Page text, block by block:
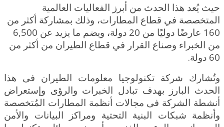
حيث يُعد هذا الحدث من أبرز الفعاليات العالمية
المتخصصة في قطاع المطارات، وذلك بمشاركة أكثر من
160 عارضًا دوليًا من 20 دولة، ويضم ما يزيد عن 6,500
من الخبراء وصناع القرار في قطاع الطيران من أكثر من
60 دولة.
وتُشارك شركة تكنولوجيا معلومات الطيران فى هذا
الحدث البارز بهدف تبادل الخبرات والرؤى وإستعراض
أنشطة الشركة فى مجالات أنظمة المطارات المُتخصصة
وأنظمة شبكات البنية التحتية ومراكز البيانات والأمن